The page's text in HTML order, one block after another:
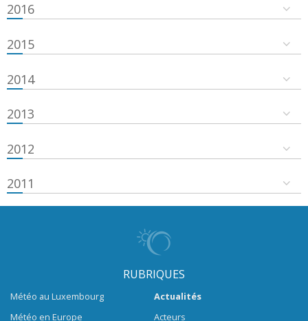
2016
2015
2014
2013
2012
2011
RUBRIQUES
Météo au Luxembourg
Météo en Europe
Actualités
Acteurs